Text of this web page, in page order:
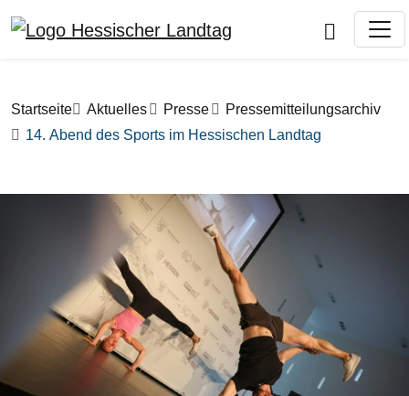
Pfadnavigation
Startseite Aktuelles Presse
Pressemitteilungsarchiv
14. Abend des Sports im Hessischen Landtag